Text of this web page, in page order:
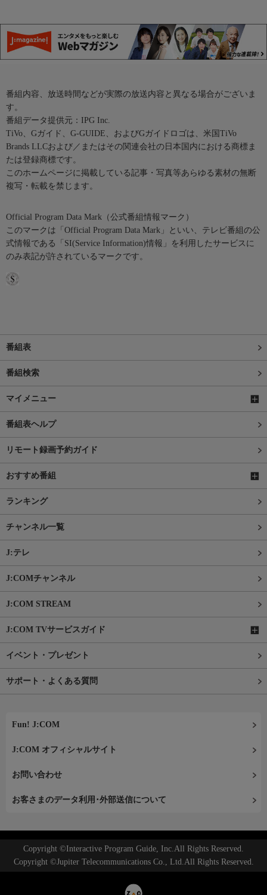
番組内容、放送時間などが実際の放送内容と異なる場合がございま
す。
番組データ提供元：IPG Inc.
TiVo、Gガイド、G-GUIDE、およびGガイドロゴは、米国TiVo
Brands LLCおよび／またはその関連会社の日本国内における商標ま
たは登録商標です。
このホームページに掲載している記事・写真等あらゆる素材の無断
複写・転載を禁じます。
Official Program Data Mark（公式番組情報マーク）
このマークは「Official Program Data Mark」といい、テレビ番組の公
式情報である「SI(Service Information)情報」を利用したサービスに
のみ表記が許されているマークです。
番組表
番組検索
マイメニュー
番組表ヘルプ
リモート録画予約ガイド
おすすめ番組
ランキング
チャンネル一覧
J:テレ
J:COMチャンネル
J:COM STREAM
J:COM TVサービスガイド
イベント・プレゼント
サポート・よくある質問
Fun! J:COM
J:COM オフィシャルサイト
お問い合わせ
お客さまのデータ利用･外部送信について
Copyright ©Interactive Program Guide, Inc.All Rights Reserved.
Copyright ©Jupiter Telecommunications Co., Ltd.All Rights Reserved.